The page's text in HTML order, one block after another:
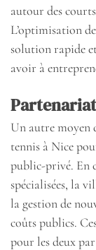
autour des
L’optimisation
solution rapide
avoir à
Un autre moyen
tennis à Nice
public-privé. En
spécialisées, la
la gestion de
coûts publics.
pour les deux